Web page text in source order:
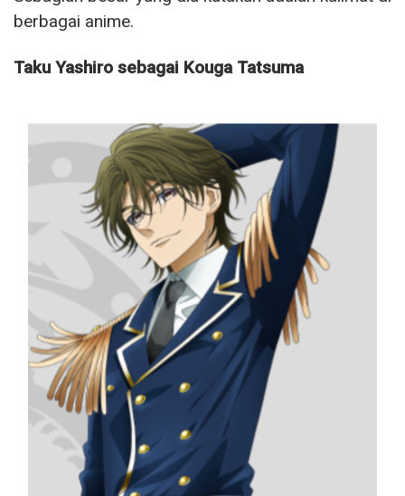
berbagai anime.
Taku Yashiro sebagai Kouga Tatsuma